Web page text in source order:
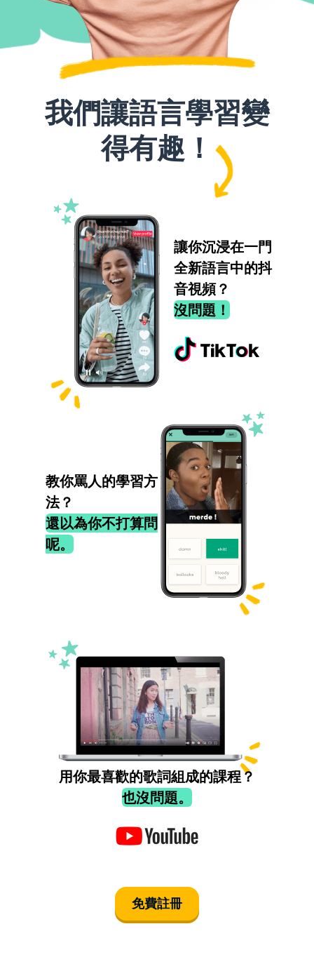
我們讓語言學習變
得有趣！
讓你沉浸在一門
全新語言中的抖
音視頻？
沒問題！
教你罵人的學習方
法？
還以為你不打算問
呢。
用你最喜歡的歌詞組成的課程？
也沒問題。
免費註冊